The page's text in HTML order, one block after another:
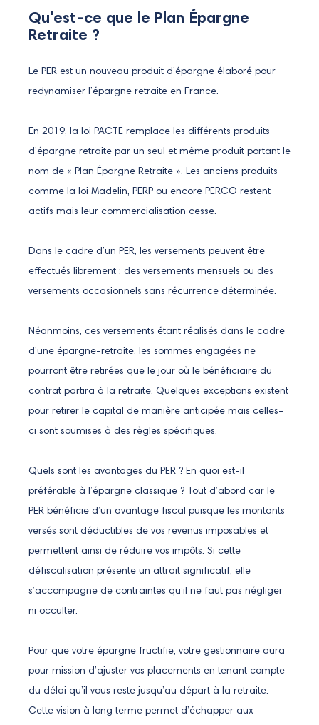
Qu'est-ce que le Plan Épargne
Retraite ?
Le PER est un nouveau produit d’épargne élaboré pour
redynamiser l’épargne retraite en France.
En 2019, la loi PACTE remplace les différents produits
d’épargne retraite par un seul et même produit portant le
nom de « Plan Épargne Retraite ». Les anciens produits
comme la loi Madelin, PERP ou encore PERCO restent
actifs mais leur commercialisation cesse.
Dans le cadre d’un PER, les versements peuvent être
effectués librement : des versements mensuels ou des
versements occasionnels sans récurrence déterminée.
Néanmoins, ces versements étant réalisés dans le cadre
d’une épargne-retraite, les sommes engagées ne
pourront être retirées que le jour où le bénéficiaire du
contrat partira à la retraite. Quelques exceptions existent
pour retirer le capital de manière anticipée mais celles-
ci sont soumises à des règles spécifiques.
Quels sont les avantages du PER ? En quoi est-il
préférable à l’épargne classique ? Tout d’abord car le
PER bénéficie d’un avantage fiscal puisque les montants
versés sont déductibles de vos revenus imposables et
permettent ainsi de réduire vos impôts. Si cette
défiscalisation présente un attrait significatif, elle
s’accompagne de contraintes qu’il ne faut pas négliger
ni occulter.
Pour que votre épargne fructifie, votre gestionnaire aura
pour mission d’ajuster vos placements en tenant compte
du délai qu’il vous reste jusqu’au départ à la retraite.
Cette vision à long terme permet d’échapper aux